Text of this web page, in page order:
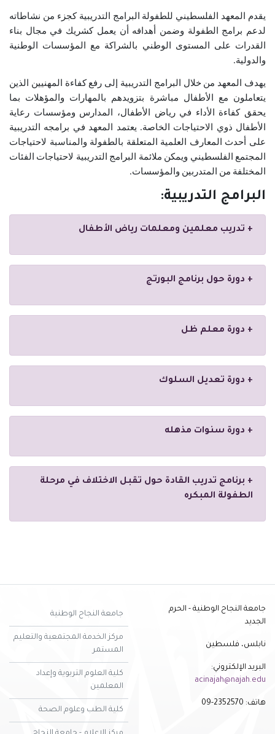
يقدم المعهد الفلسطيني للطفولة البرامج التدريبية كجزء من نشاطاته
لدعم برامج الطفولة وضمن أهدافه أن ‏يعمل كشريك في مجال بناء
القدرات على المستوى الوطني بالشراكة مع المؤسسات الوطنية
والدولية. ‏
يهدف المعهد من خلال البرامج التدريبية إلى رفع كفاءة المهنيين الذين
يتعاملون مع الأطفال مباشرة بتزويدهم ‏بالمهارات والمؤهلات بما
يحقق كفاءة الأداء في رياض الأطفال، المدارس ومؤسسات رعاية
الأطفال ذوي ‏الاحتياجات الخاصة. يعتمد المعهد في برامجه التدريبية
على أحدث المعارف العلمية المتعلقة بالطفولة ‏والمناسبة لاحتياجات
المجتمع الفلسطيني ويمكن ملائمة البرامج التدريبية لاحتياجات الفئات
المختلفة من ‏المتدربين والمؤسسات.‏
البرامج التدريبية:‏
+ ‏تدريب معلمين ومعلمات رياض الأطفال
+ دورة حول برنامج البورتج
+ ‏‏دورة معلم ظل
+ ‏دورة تعديل السلوك
+ ‏‏دورة سنوات مذهله
+ ‏‏برنامج تدريب القادة حول تقبل الاختلاف في مرحلة
الطفولة المبكره
جامعة النجاح الوطنية - الحرم
الجديد
نابلس، فلسطين
البريد الإلكتروني:
acinajah@najah.edu
هاتف: 2352570-09
جامعة النجاح الوطنية
مركز الخدمة المجتمعية والتعليم
المستمر
كلية العلوم التربوية وإعداد
المعلمين
كلية الطب وعلوم الصحة